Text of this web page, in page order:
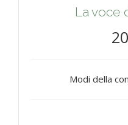
La voce
Modi della